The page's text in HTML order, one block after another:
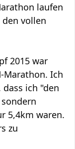
laufen
vollen
2015 war
Marathon. Ich
ich "den
5,4km waren.
zu